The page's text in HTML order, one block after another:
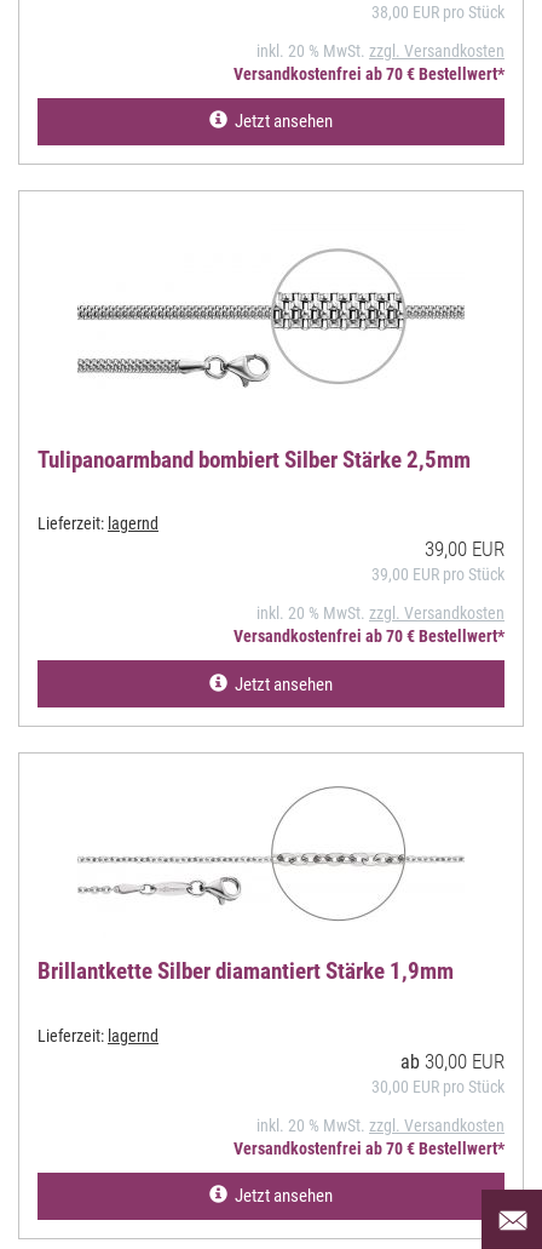
38,00 EUR pro Stück
inkl. 20 % MwSt. zzgl. Versandkosten
Versandkostenfrei ab 70 € Bestellwert*
Jetzt ansehen
Tulipanoarmband bombiert Silber Stärke 2,5mm
Lieferzeit: lagernd
39,00 EUR
39,00 EUR pro Stück
inkl. 20 % MwSt. zzgl. Versandkosten
Versandkostenfrei ab 70 € Bestellwert*
Jetzt ansehen
Brillantkette Silber diamantiert Stärke 1,9mm
Lieferzeit: lagernd
ab 30,00 EUR
30,00 EUR pro Stück
inkl. 20 % MwSt. zzgl. Versandkosten
Versandkostenfrei ab 70 € Bestellwert*
Jetzt ansehen
Per
uns